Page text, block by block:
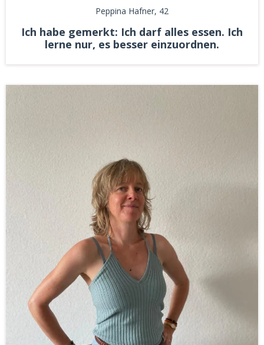
Peppina Hafner, 42
Ich habe gemerkt: Ich darf alles essen. Ich
lerne nur, es besser einzuordnen.